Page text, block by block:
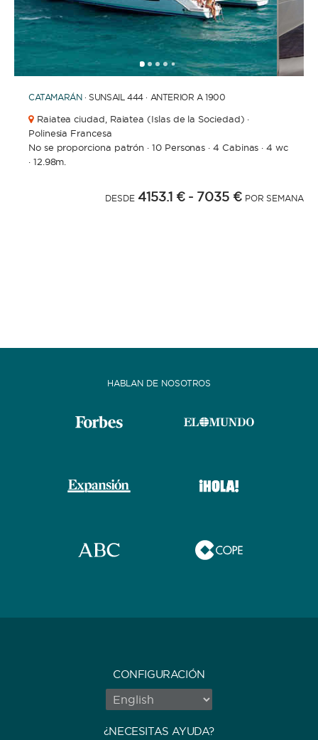
12345 678910111213141516171819
CATAMARÁN · SUNSAIL 444 · ANTERIOR A 1900
Raiatea ciudad, Raiatea (Islas de la Sociedad) ·
Polinesia Francesa
No se proporciona patrón ·10 Personas ·4 Cabinas ·4 wc
· 12.98m.
DESDE 4153.1 € - 7035 € POR SEMANA
HABLAN DE NOSOTROS
CONFIGURACIÓN
¿NECESITAS AYUDA?